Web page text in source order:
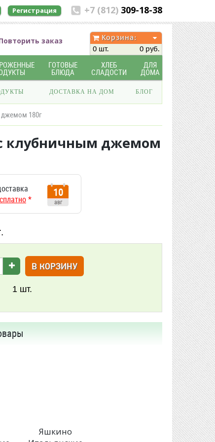
+7 (812) 309-18-38
Регистрация
заказ
Корзина:
0 шт.
0 руб.
ГОТОВЫЕ
БЛЮДА
ХЛЕБ
СЛАДОСТИ
ДЛЯ
ДОМА
ДОСТАВКА НА ДОМ БЛОГ
180г
клубничным джемом
*
10
авг
В КОРЗИНУ
1 шт.
Яшкино